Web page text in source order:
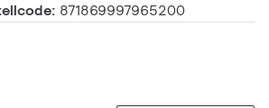
871869997965200